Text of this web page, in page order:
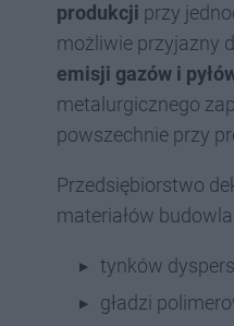
produkcji przy
możliwie przyjazny
emisji gazów i
metalurgicznego
powszechnie przy
Przedsiębiorstwo
materiałów
tynków
gładzi